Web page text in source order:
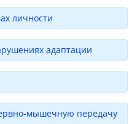
личности
адаптации
мышечную передачу